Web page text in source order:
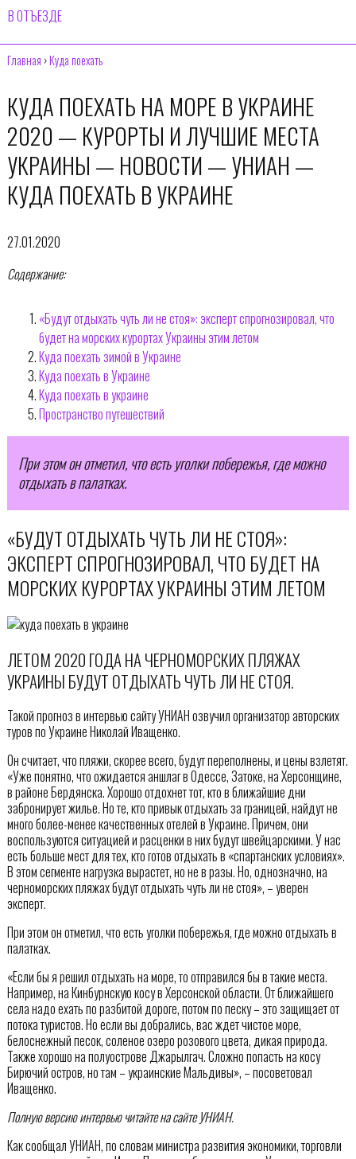
В ОТЪЕЗДЕ
Главная ›Куда поехать
КУДА ПОЕХАТЬ НА МОРЕ В УКРАИНЕ
2020 — КУРОРТЫ И ЛУЧШИЕ МЕСТА
УКРАИНЫ — НОВОСТИ — УНИАН —
КУДА ПОЕХАТЬ В УКРАИНЕ
27.01.2020
Содержание:
«Будут отдыхать чуть ли не стоя»: эксперт спрогнозировал, что
будет на морских курортах Украины этим летом
Куда поехать зимой в Украине
Куда поехать в Украине
Куда поехать в украине
Пространство путешествий
При этом он отметил, что есть уголки побережья, где можно
отдыхать в палатках.
«БУДУТ ОТДЫХАТЬ ЧУТЬ ЛИ НЕ СТОЯ»:
ЭКСПЕРТ СПРОГНОЗИРОВАЛ, ЧТО БУДЕТ НА
МОРСКИХ КУРОРТАХ УКРАИНЫ ЭТИМ ЛЕТОМ
ЛЕТОМ 2020 ГОДА НА ЧЕРНОМОРСКИХ ПЛЯЖАХ
УКРАИНЫ БУДУТ ОТДЫХАТЬ ЧУТЬ ЛИ НЕ СТОЯ.
Такой прогноз в интервью сайту УНИАН озвучил организатор авторских
туров по Украине Николай Иващенко.
Он считает, что пляжи, скорее всего, будут переполнены, и цены взлетят.
«Уже понятно, что ожидается аншлаг в Одессе, Затоке, на Херсонщине,
в районе Бердянска. Хорошо отдохнет тот, кто в ближайшие дни
забронирует жилье. Но те, кто привык отдыхать за границей, найдут не
много более-менее качественных отелей в Украине. Причем, они
воспользуются ситуацией и расценки в них будут швейцарскими. У нас
есть больше мест для тех, кто готов отдыхать в «спартанских условиях».
В этом сегменте нагрузка вырастет, но не в разы. Но, однозначно, на
черноморских пляжах будут отдыхать чуть ли не стоя», – уверен
эксперт.
При этом он отметил, что есть уголки побережья, где можно отдыхать в
палатках.
«Если бы я решил отдыхать на море, то отправился бы в такие места.
Например, на Кинбурнскую косу в Херсонской области. От ближайшего
села надо ехать по разбитой дороге, потом по песку – это защищает от
потока туристов. Но если вы добрались, вас ждет чистое море,
белоснежный песок, соленое озеро розового цвета, дикая природа.
Также хорошо на полуострове Джарылгач. Сложно попасть на косу
Бирючий остров, но там – украинские Мальдивы», – посоветовал
Иващенко.
Полную версию интервью читайте на сайте УНИАН.
Как сообщал УНИАН, по словам министра развития экономики, торговли